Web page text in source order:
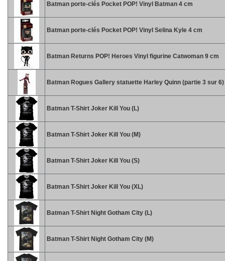
Batman porte-clés Pocket POP! Vinyl Batman 4 cm
Batman porte-clés Pocket POP! Vinyl Selina Kyle 4 cm
Batman Returns POP! Heroes Vinyl figurine Catwoman 9 cm
Batman Rogues Gallery statuette Harley Quinn (partie 3 sur
Batman T-Shirt Joker Kill You (L)
Batman T-Shirt Joker Kill You (M)
Batman T-Shirt Joker Kill You (S)
Batman T-Shirt Joker Kill You (XL)
Batman T-Shirt Night Gotham City (L)
Batman T-Shirt Night Gotham City (M)